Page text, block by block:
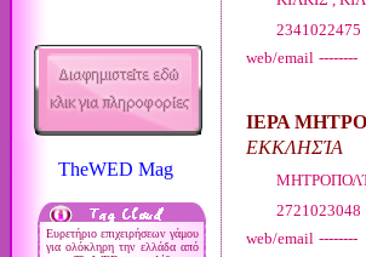
TheWED Mag
Ευρετήριο επιχειρήσεων γάμου
για ολόκληρη την ελλάδα από
web/email --------
ΙΕΡΑ
ΕΚΚΛΗΣΊΑ
web/email --------